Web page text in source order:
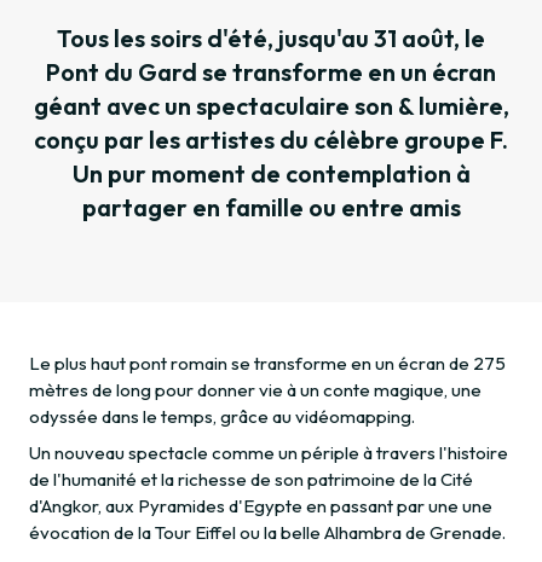
Tous les soirs d'été, jusqu'au 31 août, le
Pont du Gard se transforme en un écran
géant avec un spectaculaire son & lumière,
conçu par les artistes du célèbre groupe F.
Un pur moment de contemplation à
partager en famille ou entre amis
Le plus haut pont romain se transforme en un écran de 275
mètres de long pour donner vie à un conte magique, une
odyssée dans le temps, grâce au vidéomapping.
Un nouveau spectacle comme un périple à travers l'histoire
de l'humanité et la richesse de son patrimoine de la Cité
d'Angkor, aux Pyramides d'Egypte en passant par une une
évocation de la Tour Eiffel ou la belle Alhambra de Grenade.